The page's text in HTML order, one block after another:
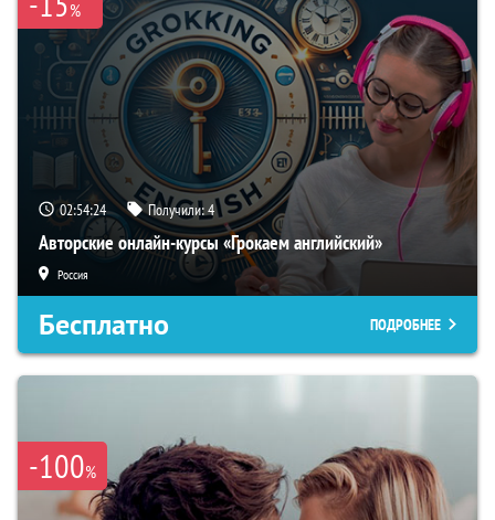
%
02:54:23 Получили:4
Авторские онлайн-курсы «Грокаем английский»
Россия
Бесплатно ПОДРОБНЕЕ
-100%